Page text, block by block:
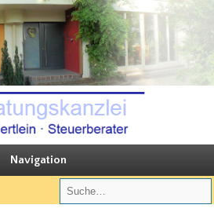
C.T. Hertlein
Navigation